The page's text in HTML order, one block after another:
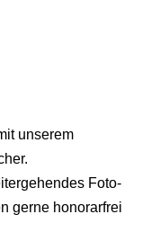
unserem
Foto-
gerne honorarfrei